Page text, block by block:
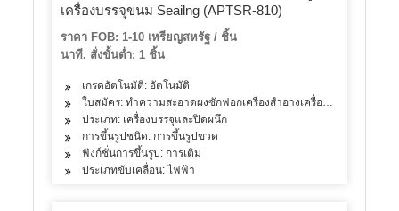
เครื่องบรรจุขนม Seailng (APTSR-810)
ราคา FOB: 1-10 เหรียญสหรัฐ / ชิ้น
นาที. สั่งขั้นต่ำ: 1 ชิ้น
เกรดอัตโนมัติ: อัตโนมัติ
ใบสมัคร: ทำความสะอาดผงซักฟอกเครื่องสำอางเครื่องดื่มผลิตภัณ
ประเภท: เครื่องบรรจุและปิดผนึก
การขึ้นรูปชนิด: การขึ้นรูปขวด
ฟังก์ชั่นการขึ้นรูป: การเติม
ประเภทขับเคลื่อน: ไฟฟ้า